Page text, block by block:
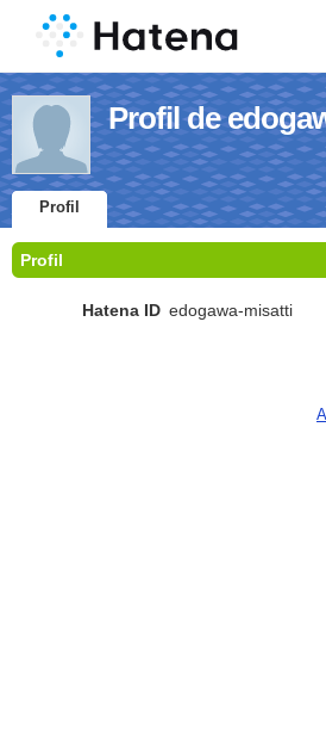
Profil de
Profil
Profil
Hatena ID edogawa-misatti